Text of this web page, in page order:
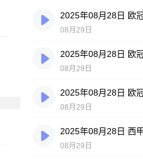
08月29日
08月29日
08月29日
08月29日